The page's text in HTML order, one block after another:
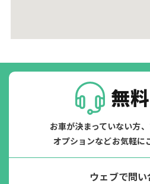
無
お車が決まっていない方、
オプションなどお気軽に
ウェブで問い